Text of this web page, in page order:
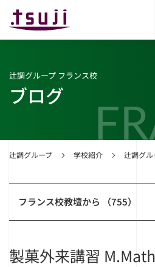
辻調グループ 学校紹介 辻調グ
辻調グループ フランス校
ブログ
フランス校教壇から （755）
製菓外来講習